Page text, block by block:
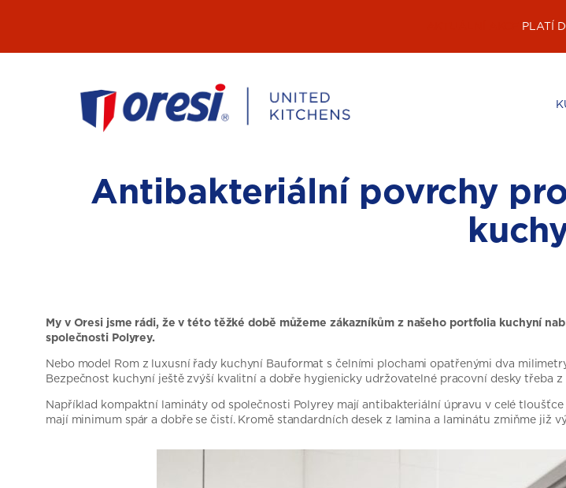
PLATÍ
Antibakteriální povrchy
My v Oresi jsme rádi, že v této těžké době můžeme zákazníkům z našeho portfolia kuchyní
společnosti Polyrey.
Nebo model Rom z luxusní řady kuchyní Bauformat s čelními plochami opatřenými dva
Bezpečnost kuchyní ještě zvýší kvalitní a dobře hygienicky udržovatelné pracovní desky třeba
Například kompaktní lamináty od společnosti Polyrey mají antibakteriální úpravu v celé
mají minimum spár a dobře se čistí. Kromě standardních desek z lamina a laminátu zmiňme již